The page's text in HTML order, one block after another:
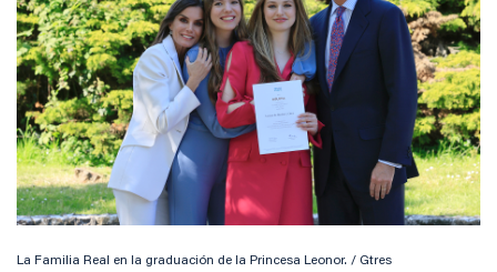
La Familia Real en la graduación de la Princesa Leonor. / Gtres